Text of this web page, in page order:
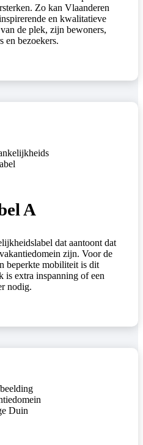
Zo kan Vlaanderen
en kwalitatieve
de plek, zijn bewoners,
en bezoekers.
A
dat aantoont dat
zijn. Voor de
beperkte mobiliteit is dit
is extra inspanning of een
nodig.